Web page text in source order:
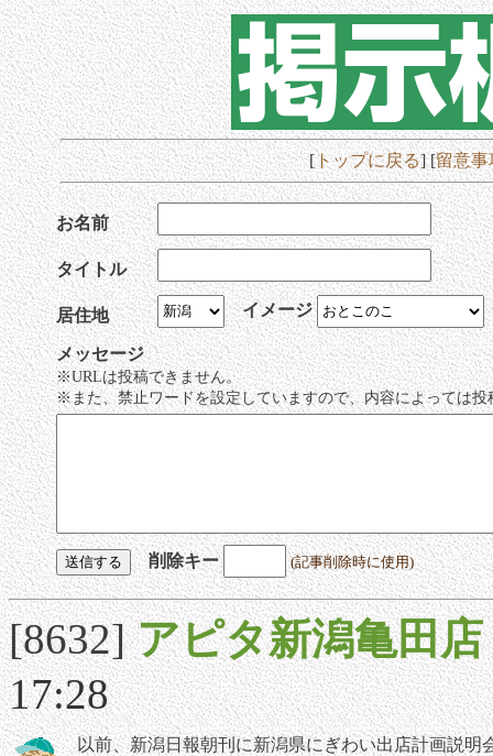
[トップに戻る] [留意事
お名前
タイトル
居住地 イメージ
メッセージ
※URLは投稿できません。
※また、禁止ワードを設定していますので、内容によっては
削除キー (記事削除時に使用)
[8632]アピタ新潟亀田店
17:28
以前、新潟日報朝刊に新潟県にぎわい出店計画説